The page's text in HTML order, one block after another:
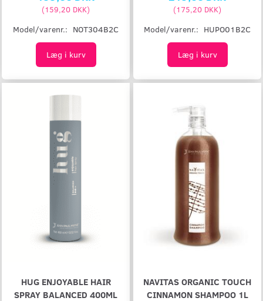
(159,20 DKK)
Model/varenr.: NOT304B2C
Læg i kurv
(175,20 DKK)
Model/varenr.: HUPO01B2C
Læg i kurv
HUG ENJOYABLE HAIR
SPRAY BALANCED 400ML
NAVITAS ORGANIC TOUCH
CINNAMON SHAMPOO 1L